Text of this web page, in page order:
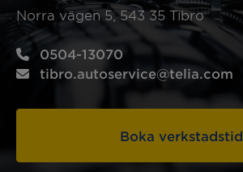
Norra vägen 5, 543 35 Tibro
0504-13070
tibro.autoservice@telia.com
Boka verkstadstid